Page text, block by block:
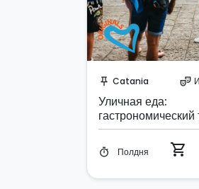
push_pin Catania theater_comedy
Уличная еда:
гастрономический
Катании
timer Полдня shopping_cart